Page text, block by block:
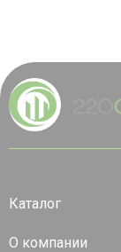
Каталог
О компании